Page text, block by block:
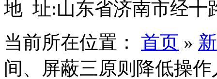
地 址:山东省济南市经十
当前所在位置： 首页 »
间、屏蔽三原则降低操